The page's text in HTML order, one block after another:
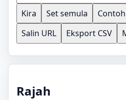
Kira Set semula Contoh
Salin URL
Eksport CSV
Rajah